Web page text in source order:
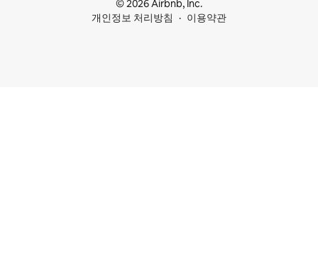
© 2026 Airbnb, Inc.
개인정보 처리방침
이용약관